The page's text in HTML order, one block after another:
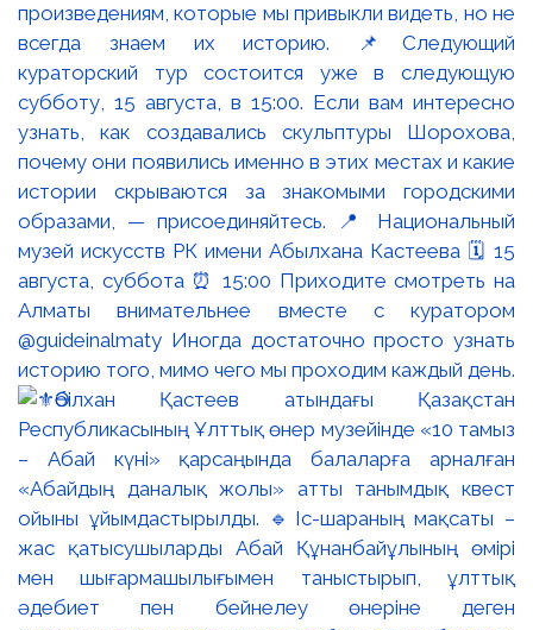
произведениям, которые мы привыкли видеть, но не
всегда знаем их историю. 📌Следующий
кураторский тур состоится уже в следующую
субботу, 15 августа, в 15:00. Если вам интересно
узнать, как создавались скульптуры Шорохова,
почему они появились именно в этих местах и какие
истории скрываются за знакомыми городскими
образами, — присоединяйтесь. 📍 Национальный
музей искусств РК имени Абылхана Кастеева 🗓 15
августа, суббота ⏰ 15:00 Приходите смотреть на
Алматы внимательнее вместе с куратором
@guideinalmaty Иногда достаточно просто узнать
историю того, мимо чего мы проходим каждый день.